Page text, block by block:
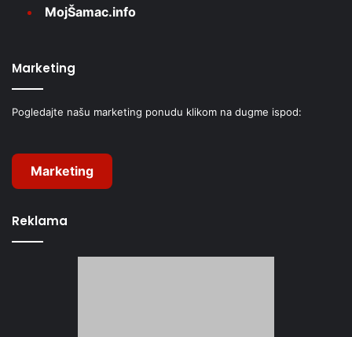
MojŠamac.info
Marketing
Pogledajte našu marketing ponudu klikom na dugme ispod:
Marketing
Reklama